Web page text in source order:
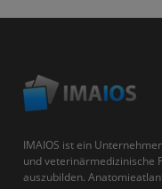
IMAIOS ist ein
und veterinärmedizinische
auszubilden.